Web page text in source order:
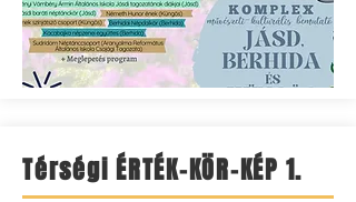
Térségi ÉRTÉK-KÖR-KÉP 1.